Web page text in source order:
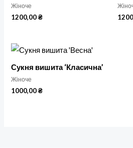
Жіноче
1200,00₴
Сукня вишита ‘Класична’
Жіноче
1000,00₴